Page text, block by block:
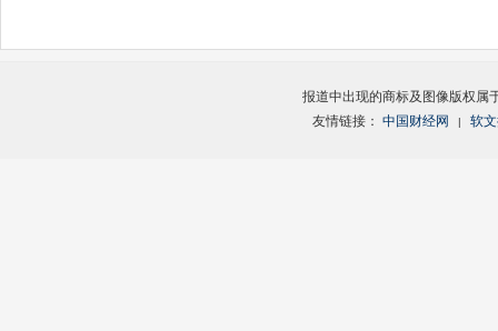
报道中出现的商标及图像版权属
友情链接： 中国财经网 | 软